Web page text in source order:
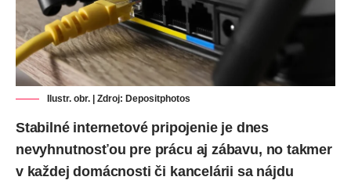
Ilustr. obr. | Zdroj: Depositphotos
Stabilné internetové pripojenie je dnes
nevyhnutnosťou pre prácu aj zábavu, no takmer
v každej domácnosti či kancelárii sa nájdu